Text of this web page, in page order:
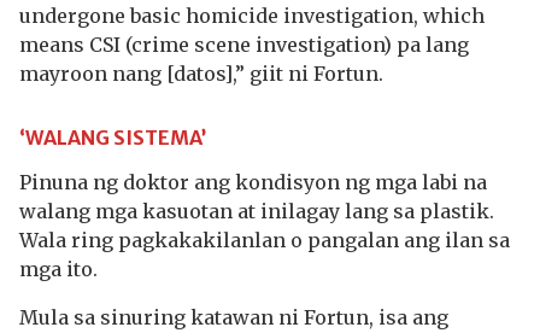
undergone basic homicide investigation, which
means CSI (crime scene investigation) pa lang
mayroon nang [datos],” giit ni Fortun.
‘WALANG SISTEMA’
Pinuna ng doktor ang kondisyon ng mga labi na
walang mga kasuotan at inilagay lang sa plastik.
Wala ring pagkakakilanlan o pangalan ang ilan sa
mga ito.
Mula sa sinuring katawan ni Fortun, isa ang